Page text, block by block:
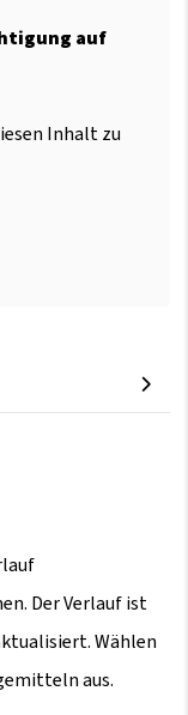
auf
Inhalt zu
Der Verlauf ist
Wählen
aus.